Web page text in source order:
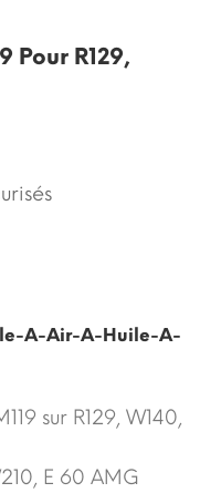
Pour R129,
A-Air-A-Huile-A-
sur R129, W140,
E 60 AMG